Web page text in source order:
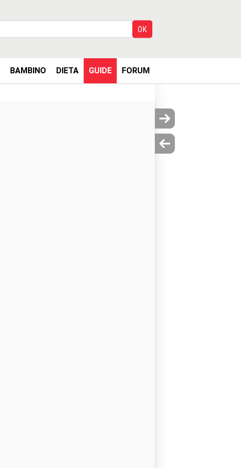
BAMBINO DIETA GUIDE FORUM